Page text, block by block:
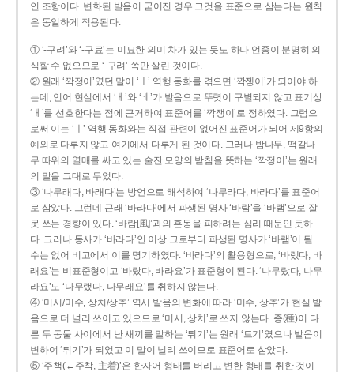
인 조항이다. 변화된 발음이 굳어진 경우 그것을 표준으로 삼는다는 원칙
은 동일하게 적용된다.
① ‘-구려’와 ‘-구료’는 미묘한 의미 차가 있는 듯도 하나 언중이 분명히 의
식할 수 없으므로 ‘-구려’ 쪽만 살린 것이다.
② 원래 ‘깍정이’였던 말이 ‘ㅣ’ 역행 동화를 겪으면 ‘깍젱이’가 되어야 하
는데, 언어 현실에서 ‘ㅐ’와 ‘ㅔ’가 발음으로 뚜렷이 구별되지 않고 표기상
‘ㅐ’를 선호한다는 점에 근거하여 표준어를 ‘깍쟁이’로 정하였다. 그럼으
로써 이는 ‘ㅣ’ 역행 동화와는 직접 관련이 없어진 표준어가 되어 제9항의
예외로 다루지 않고 여기에서 다루게 된 것이다. 그러나 밤나무, 떡갈나
무 따위의 열매를 싸고 있는 술잔 모양의 받침을 뜻하는 ‘깍정이’는 원래
의 말을 그대로 두었다.
③ ‘나무래다, 바래다’는 방언으로 해석하여 ‘나무라다, 바라다’를 표준어
로 삼았다. 그런데 근래 ‘바라다’에서 파생된 명사 ‘바람’을 ‘바램’으로 잘
못 쓰는 경향이 있다. ‘바람[風]’과의 혼동을 피하려는 심리 때문인 듯하
다. 그러나 동사가 ‘바라다’인 이상 그로부터 파생된 명사가 ‘바램’이 될
수는 없어 비고에서 이를 명기하였다. ‘바라다’의 활용형으로, ‘바랬다, 바
래요’는 비표준형이고 ‘바랐다, 바라요’가 표준형이 된다. ‘나무랐다, 나무
라요’도 ‘나무랬다, 나무래요’를 취하지 않는다.
④ ‘미시/미수, 상치/상추’ 역시 발음의 변화에 따라 ‘미수, 상추’가 현실 발
음으로 더 널리 쓰이고 있으므로 ‘미시, 상치’로 쓰지 않는다. 종(種)이 다
른 두 동물 사이에서 난 새끼를 말하는 ‘튀기’는 원래 ‘트기’였으나 발음이
변하여 ‘튀기’가 되었고 이 말이 널리 쓰이므로 표준어로 삼았다.
⑤ ‘주책(←주착, 主着)’은 한자어 형태를 버리고 변한 형태를 취한 것이